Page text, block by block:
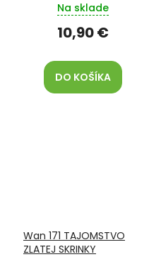
Na sklade
10,90 €
DO KOŠÍKA
Wan 171 TAJOMSTVO
ZLATEJ SKRINKY